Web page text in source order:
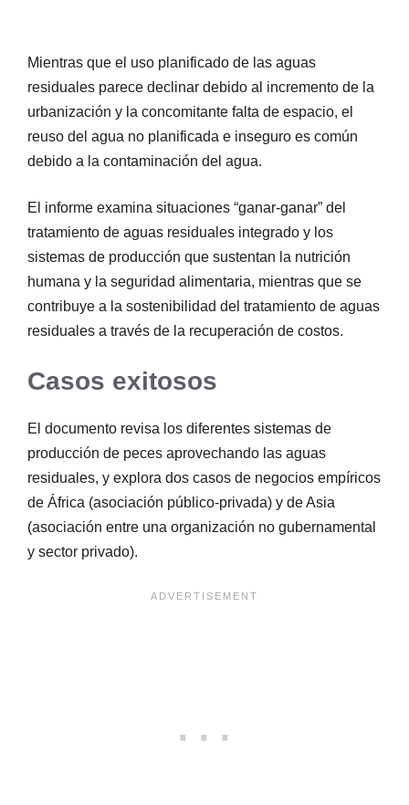
Mientras que el uso planificado de las aguas
residuales parece declinar debido al incremento de la
urbanización y la concomitante falta de espacio, el
reuso del agua no planificada e inseguro es común
debido a la contaminación del agua.
El informe examina situaciones “ganar-ganar” del
tratamiento de aguas residuales integrado y los
sistemas de producción que sustentan la nutrición
humana y la seguridad alimentaria, mientras que se
contribuye a la sostenibilidad del tratamiento de aguas
residuales a través de la recuperación de costos.
Casos exitosos
El documento revisa los diferentes sistemas de
producción de peces aprovechando las aguas
residuales, y explora dos casos de negocios empíricos
de África (asociación público-privada) y de Asia
(asociación entre una organización no gubernamental
y sector privado).